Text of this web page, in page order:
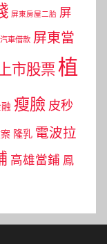
屏東房屋二胎 屏
車借款 屏東當
市股票植
瘦臉 皮秒
隆乳 電波拉
高雄當鋪 鳳